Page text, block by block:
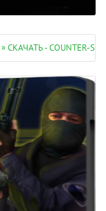
» СКАЧАТЬ - COUNTER-